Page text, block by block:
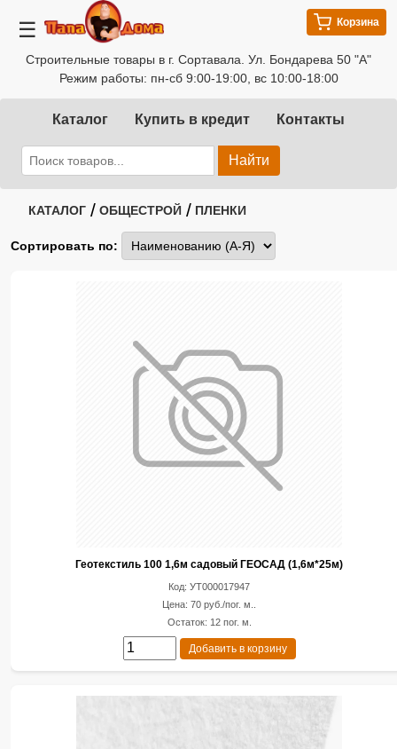
☰
Строительные товары в г. Сортавала. Ул. Бондарева 50 "А"
Режим работы: пн-сб 9:00-19:00, вс 10:00-18:00
Корзина
Каталог Купить в кредит Контакты
Найти
КАТАЛОГ / ОБЩЕСТРОЙ / ПЛЕНКИ
Сортировать по:
Геотекстиль 100 1,6м садовый ГЕОСАД (1,6м*25м)
Код: УТ000017947
Цена: 70 руб./пог. м..
Остаток: 12 пог. м.
Добавить в корзину